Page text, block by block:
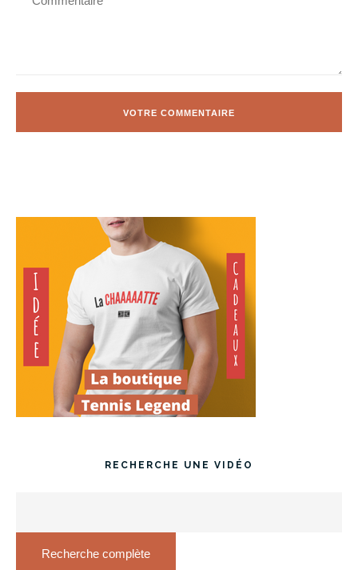
RECHERCHE UNE VIDÉO
Recherche complète